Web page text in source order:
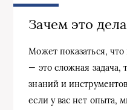
Зачем это
Может показаться,
— это сложная
знаний и
если у вас нет опыта,